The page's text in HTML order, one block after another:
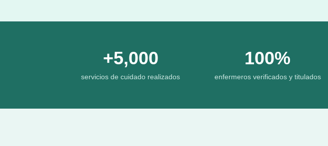
+5,000
servicios de cuidado realizados
100%
enfermeros verificados y titulados